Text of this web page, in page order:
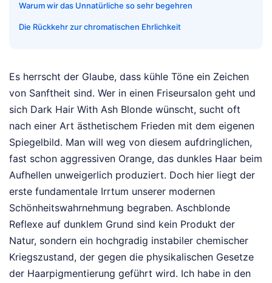
Warum wir das Unnatürliche so sehr begehren
Die Rückkehr zur chromatischen Ehrlichkeit
Es herrscht der Glaube, dass kühle Töne ein Zeichen
von Sanftheit sind. Wer in einen Friseursalon geht und
sich Dark Hair With Ash Blonde wünscht, sucht oft
nach einer Art ästhetischem Frieden mit dem eigenen
Spiegelbild. Man will weg von diesem aufdringlichen,
fast schon aggressiven Orange, das dunkles Haar beim
Aufhellen unweigerlich produziert. Doch hier liegt der
erste fundamentale Irrtum unserer modernen
Schönheitswahrnehmung begraben. Aschblonde
Reflexe auf dunklem Grund sind kein Produkt der
Natur, sondern ein hochgradig instabiler chemischer
Kriegszustand, der gegen die physikalischen Gesetze
der Haarpigmentierung geführt wird. Ich habe in den